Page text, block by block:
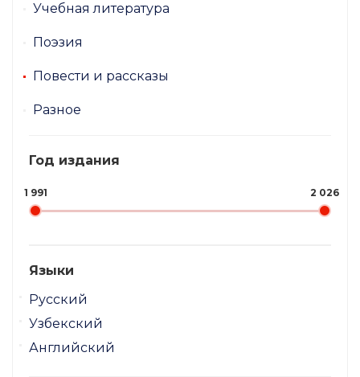
Учебная литература
Поэзия
Повести и рассказы
Разное
Год издания
1 991 2 026
Языки
Русский
Узбекский
Английский